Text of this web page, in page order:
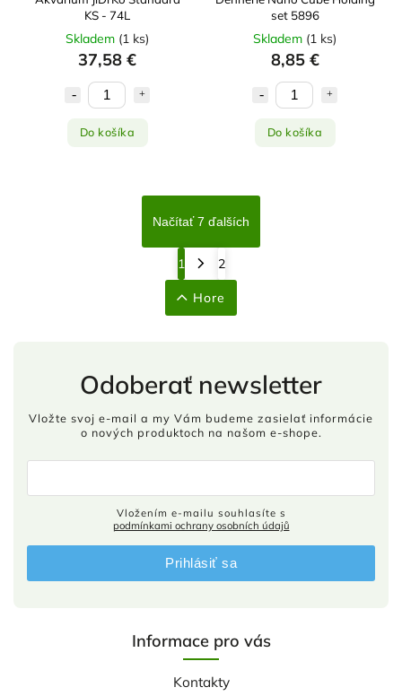
KS - 74L
Skladem (1 ks)
37,58 €
Do košíka
set 5896
Skladem (1 ks)
8,85 €
Do košíka
Načítať 7 ďalších
1 2
Hore
Informace pro vás
Kontakty
Odoberať newsletter
Vložte svoj e-mail a my Vám budeme zasielať informácie
o nových produktoch na našom e-shope.
podmínkami ochrany osobních údajů
Prihlásiť sa